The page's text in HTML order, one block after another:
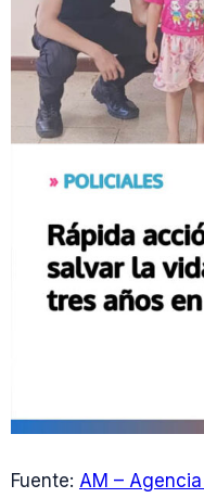
Fuente: AM –